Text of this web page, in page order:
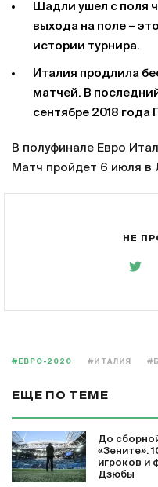
Шадли ушел с поля
выхода на поле –
истории турнира.
Италия продлила
матчей. В
сентябре 2018 года
В полуфинале Евро
Матч пройдет 6 июля в
НЕ
#ЕВРО-2020 #ИТАЛИЯ
ЕЩЕ ПО ТЕМЕ
До
«Зените».
игроков и
Дзюбы